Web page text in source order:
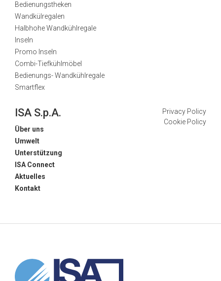
Bedienungstheken
Wandkülregalen
Halbhohe Wandkühlregale
Inseln
Promo Inseln
Combi-Tiefkühlmöbel
Bedienungs- Wandkühlregale
Smartflex
ISA S.p.A.
Über uns
Umwelt
Unterstützung
ISA Connect
Aktuelles
Kontakt
Privacy Policy
Cookie Policy